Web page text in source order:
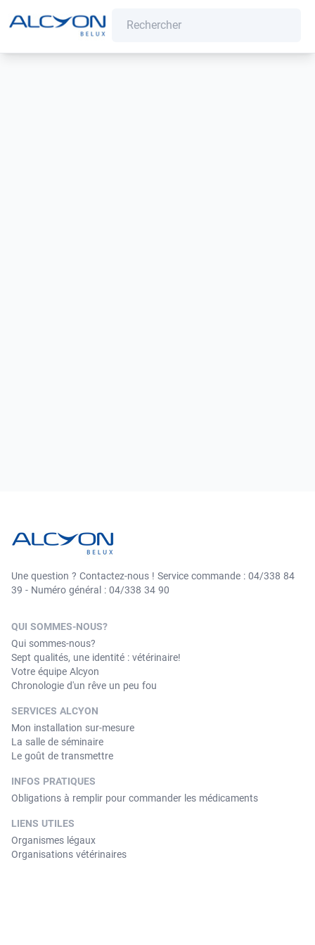
Une question ? Contactez-nous ! Service commande : 04/338 84
39 - Numéro général : 04/338 34 90
QUI SOMMES-NOUS?
Qui sommes-nous?
Sept qualités, une identité : vétérinaire!
Votre équipe Alcyon
Chronologie d'un rêve un peu fou
SERVICES ALCYON
Mon installation sur-mesure
La salle de séminaire
Le goût de transmettre
INFOS PRATIQUES
Obligations à remplir pour commander les médicaments
LIENS UTILES
Organismes légaux
Organisations vétérinaires